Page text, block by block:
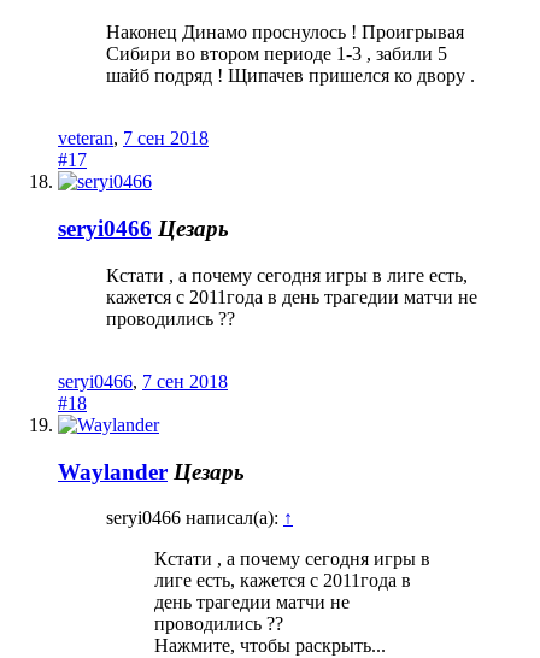
Наконец Динамо проснулось ! Проигрывая
Сибири во втором периоде 1-3 , забили 5
шайб подряд ! Щипачев пришелся ко двору .
veteran, 7 сен 2018
#17
seryi0466 Цезарь
Кстати , а почему сегодня игры в лиге есть,
кажется с 2011года в день трагедии матчи не
проводились ??
seryi0466, 7 сен 2018
#18
Waylander Цезарь
seryi0466 написал(а): ↑
Кстати , а почему сегодня игры в
лиге есть, кажется с 2011года в
день трагедии матчи не
проводились ??
Нажмите, чтобы раскрыть...